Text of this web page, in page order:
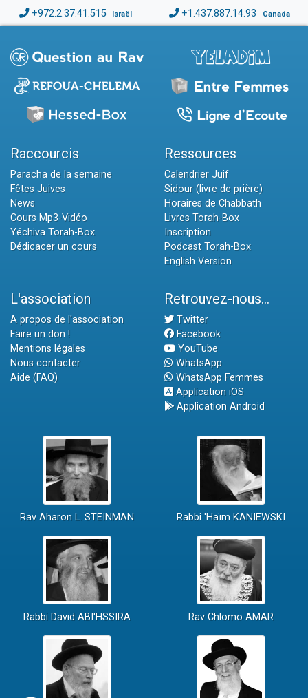
+972.2.37.41.515 Israël +1.437.887.14.93 Canada
Raccourcis
Paracha de la semaine
Fêtes Juives
News
Cours Mp3-Vidéo
Yéchiva Torah-Box
Dédicacer un cours
Ressources
Calendrier Juif
Sidour (livre de prière)
Horaires de Chabbath
Livres Torah-Box
Inscription
Podcast Torah-Box
English Version
L'association
A propos de l'association
Faire un don !
Mentions légales
Nous contacter
Aide (FAQ)
Retrouvez-nous...
Twitter
Facebook
YouTube
WhatsApp
WhatsApp Femmes
Application iOS
Application Android
Rav Aharon L. STEINMAN Rabbi 'Haïm KANIEWSKI
Rabbi David ABI'HSSIRA Rav Chlomo AMAR